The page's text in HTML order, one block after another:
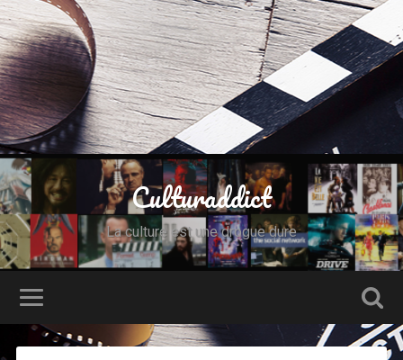
Culturaddict
La culture est une drogue dure